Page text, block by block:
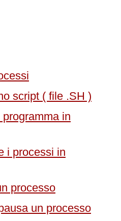
script ( file .SH )
in
i processi in
processo
un processo